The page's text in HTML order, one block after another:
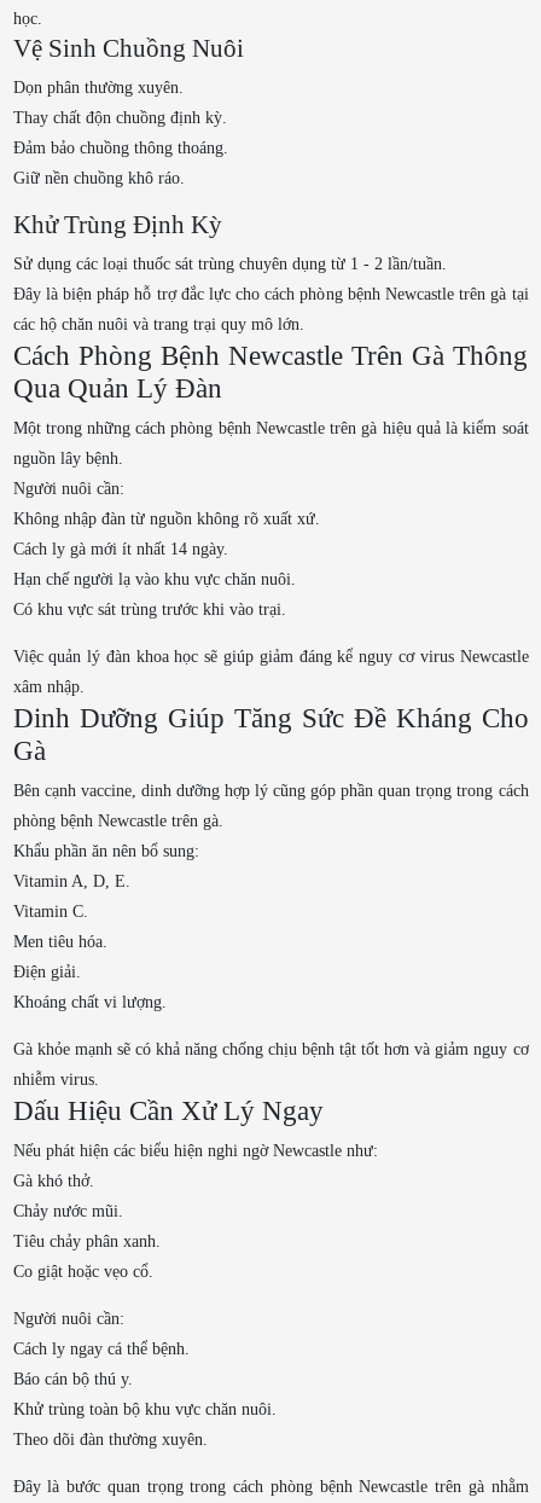
học.
Vệ Sinh Chuồng Nuôi
Dọn phân thường xuyên.
Thay chất độn chuồng định kỳ.
Đảm bảo chuồng thông thoáng.
Giữ nền chuồng khô ráo.
Khử Trùng Định Kỳ
Sử dụng các loại thuốc sát trùng chuyên dụng từ 1 - 2 lần/tuần.
Đây là biện pháp hỗ trợ đắc lực cho cách phòng bệnh Newcastle trên gà tại
các hộ chăn nuôi và trang trại quy mô lớn.
Cách Phòng Bệnh Newcastle Trên Gà Thông
Qua Quản Lý Đàn
Một trong những cách phòng bệnh Newcastle trên gà hiệu quả là kiểm soát
nguồn lây bệnh.
Người nuôi cần:
Không nhập đàn từ nguồn không rõ xuất xứ.
Cách ly gà mới ít nhất 14 ngày.
Hạn chế người lạ vào khu vực chăn nuôi.
Có khu vực sát trùng trước khi vào trại.
Việc quản lý đàn khoa học sẽ giúp giảm đáng kể nguy cơ virus Newcastle
xâm nhập.
Dinh Dưỡng Giúp Tăng Sức Đề Kháng Cho
Gà
Bên cạnh vaccine, dinh dưỡng hợp lý cũng góp phần quan trọng trong cách
phòng bệnh Newcastle trên gà.
Khẩu phần ăn nên bổ sung:
Vitamin A, D, E.
Vitamin C.
Men tiêu hóa.
Điện giải.
Khoáng chất vi lượng.
Gà khỏe mạnh sẽ có khả năng chống chịu bệnh tật tốt hơn và giảm nguy cơ
nhiễm virus.
Dấu Hiệu Cần Xử Lý Ngay
Nếu phát hiện các biểu hiện nghi ngờ Newcastle như:
Gà khó thở.
Chảy nước mũi.
Tiêu chảy phân xanh.
Co giật hoặc vẹo cổ.
Người nuôi cần:
Cách ly ngay cá thể bệnh.
Báo cán bộ thú y.
Khử trùng toàn bộ khu vực chăn nuôi.
Theo dõi đàn thường xuyên.
Đây là bước quan trọng trong cách phòng bệnh Newcastle trên gà nhằm